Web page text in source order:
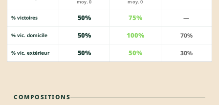
moy. 0 moy. 0
% victoires 50% 75% —
% vic. domicile 50% 100% 70%
% vic. extérieur 50% 50% 30%
COMPOSITIONS